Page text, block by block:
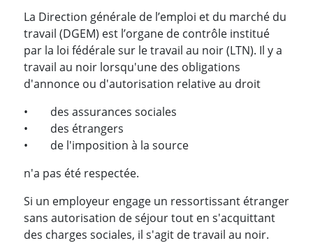
La Direction générale de l’emploi et du marché du
travail (DGEM) est l’organe de contrôle institué
par la loi fédérale sur le travail au noir (LTN). Il y a
travail au noir lorsqu'une des obligations
d'annonce ou d'autorisation relative au droit
• des assurances sociales
• des étrangers
• de l'imposition à la source
n'a pas été respectée.
Si un employeur engage un ressortissant étranger
sans autorisation de séjour tout en s'acquittant
des charges sociales, il s'agit de travail au noir.